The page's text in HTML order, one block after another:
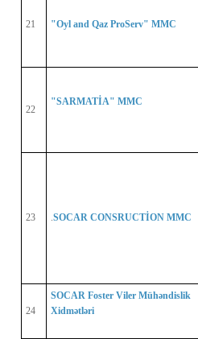
21 "Oyl and Qaz ProServ" MMC
22
"SARMATİA" MMC
23 SOCAR CONSRUCTİON MMC
24
SOCAR Foster Viler Mühəndislik
Xidmətləri